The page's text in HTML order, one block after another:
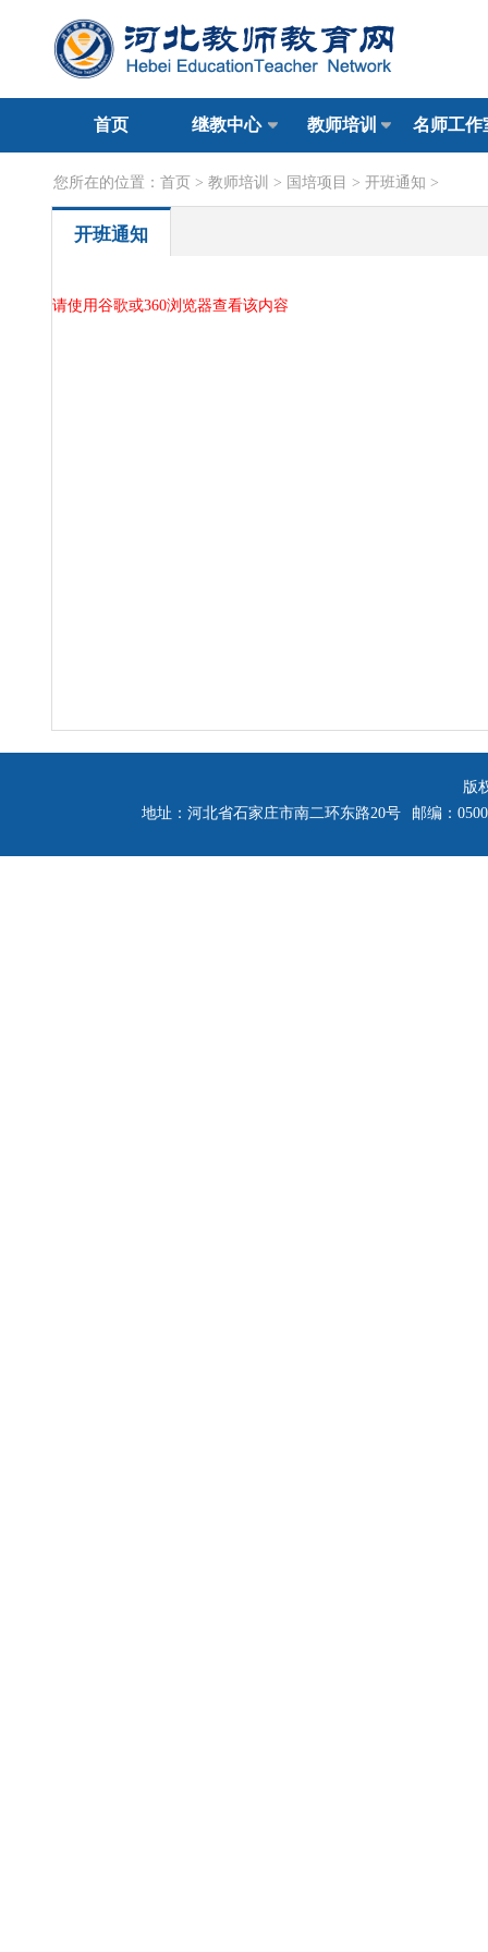
首页 继教中心 教师培训 名师工作
您所在的位置： 首页 > 教师培训 > 国培项目 > 开班通知 >
开班通知
请使用谷歌或360浏览器查看该内容
版
地址：河北省石家庄市南二环东路20号
邮编：